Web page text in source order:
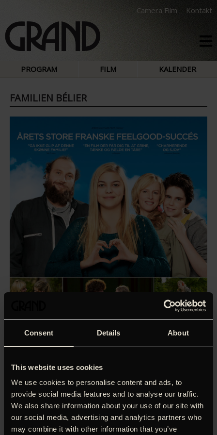
Consent Details About
This website uses cookies
We use cookies to personalise content and ads, to
provide social media features and to analyse our traffic.
We also share information about your use of our site with
our social media, advertising and analytics partners who
may combine it with other information that you’ve
Camera Film Kontakt
PROGRAM FILM KALENDER
FAMILIEN BÉLIER
‘Fransk feel good film af fineste ‘urørlige’ karat. Grin, gråd